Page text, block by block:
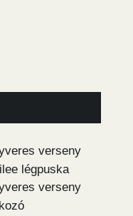
verseny
légpuska
verseny